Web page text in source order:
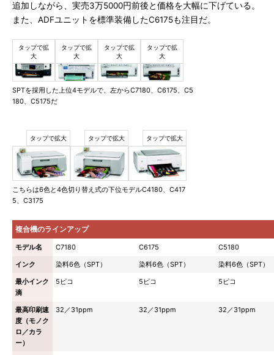
追加しながら、実売3万5000円前後と価格を大幅に下げている。
また、ADFユニットを標準装備したC6175も注目だ。
SPTを採用した上位4モデルで、左からC7180、C6175、C5
180、C5175だ
こちらは6色と4色切り替え式の下位モデルC4180、C417
5、C3175
複合機のラインアップ
モデル名 C7180 C6175
C5180
インク
染料6色（SPT） 染料6色（SPT）
染料6色（SPT）
最小インク
滴
5ピコ 5ピコ 5ピコ
最高印刷速
度（モノク
ロ／カラ
ー）
32／31ppm 32／31ppm 32／31ppm